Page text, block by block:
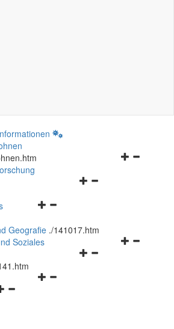
Navigationsmenü
Navigationsmenü
und
schließen
Geografie ./141017.htm
Navigationsmenü
Soziales
Navigationsmenü